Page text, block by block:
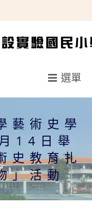
選單
藝術史學
14日舉
史教育扎
」活動